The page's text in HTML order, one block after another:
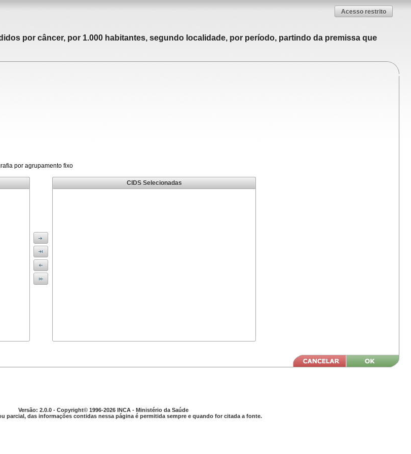
Acesso restrito
por câncer, por 1.000 habitantes, segundo localidade, por período, partindo da premissa que
por agrupamento fixo
CIDS Selecionadas
Versão: 2.0.0 - Copyright© 1996-2026 INCA - Ministério da Saúde
parcial, das informações contidas nessa página é permitida sempre e quando for citada a fonte.